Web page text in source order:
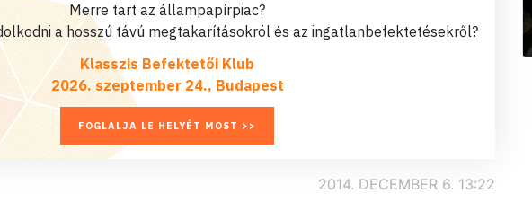
Merre tart az állampapírpiac?
a hosszú távú megtakarításokról és az ingatlanbefektetésekről?
Klasszis Befektetői Klub
2026. szeptember 24., Budapest
FOGLALJA LE HELYÉT MOST >>
2014. DECEMBER 6. 13:22